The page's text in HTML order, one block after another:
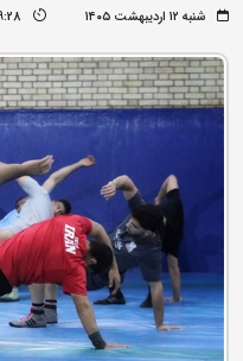
شنبه ۱۲ اردیبهشت ۱۴۰۵